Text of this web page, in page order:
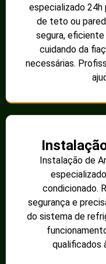
especializado 24h
de teto ou
segura,
cuidando da
necessárias.
Instalação de
condicionado.
segurança e
do sistema de
qualificados